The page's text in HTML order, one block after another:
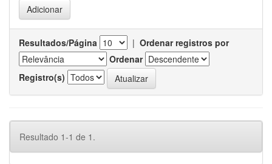
Resultados/Página | Ordenar registros por
Ordenar
Registro(s)
Resultado 1-1 de 1.